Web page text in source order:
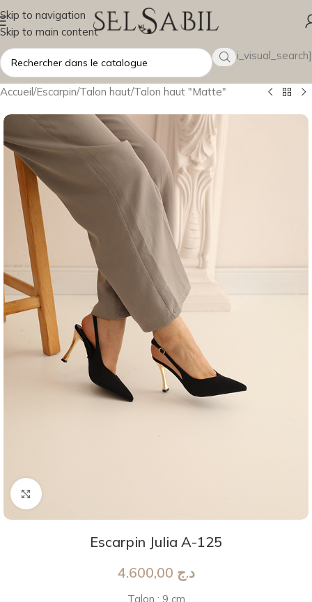
Skip to navigation
Skip to main content
[wsbi_visual_search]
Accueil/Escarpin/Talon haut/Talon haut "Matte"
Agrandir
Escarpin Julia A-125
د.ج
Talon : 9 cm